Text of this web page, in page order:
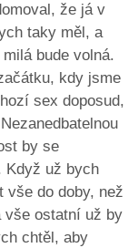
že já v
taky měl, a
bude volná.
kdy jsme
sex doposud,
by se
Když už bych
vše do doby, než
vše ostatní už by
chtěl, aby